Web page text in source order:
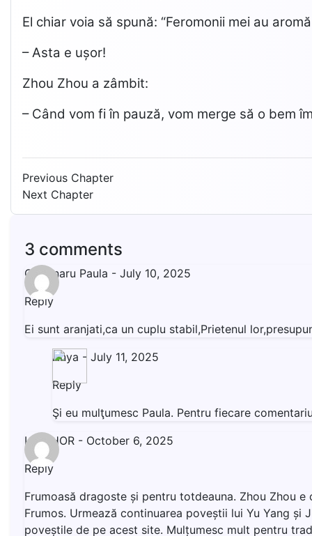
El chiar voia să spună: “Feromonii mei au
– Asta e ușor!
Zhou Zhou a zâmbit:
– Când vom fi în pauză, vom merge să o bem
Previous Chapter
Next Chapter
3 comments
Gradinaru Paula - July 10, 2025
Reply
Ei sunt aranjati,ca un cuplu stabil,Prietenul
Anya - July 11, 2025
Reply
Şi eu mulţumesc Paula. Pentru fiecare
LIVISHOR - October 6, 2025
Reply
Frumoasă dragoste și pentru totdeauna. Zhou Zhou
Frumos. Urmează continuarea poveștii lui Yu Yang
poveștile de pe acest site. Mulțumesc mult pentru